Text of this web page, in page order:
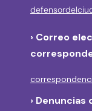
› Correo
›